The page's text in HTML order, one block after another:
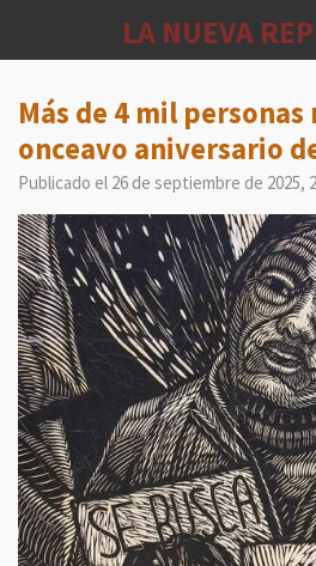
principal
LA NUEVA
Más de 4 mil
onceavo aniversario
Publicado el 26 de septiembre de 2025,